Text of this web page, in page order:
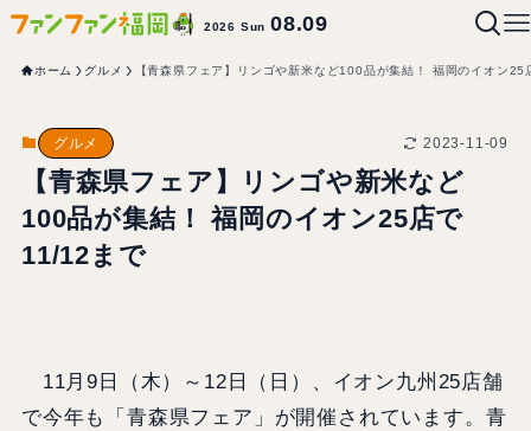
2026 Sun08.09
ホーム グルメ 【青森県フェア】リンゴや新米など100品が集結！ 福岡のイオン
グルメ 2023-11-09
【青森県フェア】リンゴや新米など
100品が集結！ 福岡のイオン25店で
11/12まで
11月9日（木）～12日（日）、イオン九州25店舗
で今年も「青森県フェア」が開催されています。青